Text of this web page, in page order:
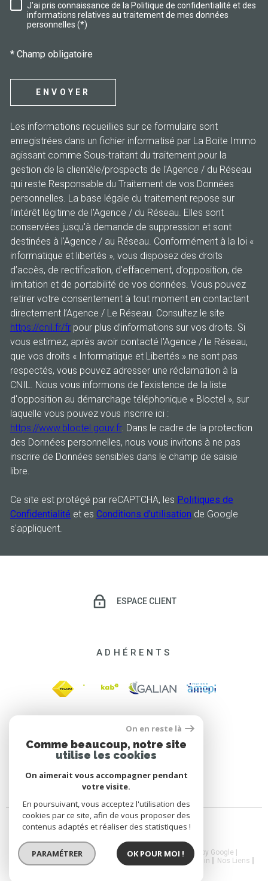
RÈGLEMENTATION
J'ai pris connaissance de la Politique de confidentialité et des
informations relatives au traitement de mes données
personnelles (*)
* Champ obligatoire
ENVOYER
Les informations recueillies sur ce formulaire sont
enregistrées dans un fichier informatisé par La Boite Immo
agissant comme Sous-traitant du traitement pour la
gestion de la clientèle/prospects de l'Agence / du Réseau
qui reste Responsable du Traitement de vos Données
personnelles. La base légale du traitement repose sur
l'intérêt légitime de l'Agence / du Réseau. Elles sont
conservées jusqu'à demande de suppression et sont
destinées à l'Agence / au Réseau. Conformément à la loi «
informatique et libertés », vous disposez des droits
d’accès, de rectification, d’effacement, d’opposition, de
limitation et de portabilité de vos données. Vous pouvez
retirer votre consentement à tout moment en contactant
directement l’Agence / Le Réseau. Consultez le site
https://cnil.fr/fr pour plus d’informations sur vos droits. Si
vous estimez, après avoir contacté l'Agence / le Réseau,
que vos droits « Informatique et Libertés » ne sont pas
respectés, vous pouvez adresser une réclamation à la
CNIL. Nous vous informons de l’existence de la liste
d'opposition au démarchage téléphonique « Bloctel », sur
laquelle vous pouvez vous inscrire ici :
https://www.bloctel.gouv.fr. Dans le cadre de la protection
des Données personnelles, nous vous invitons à ne pas
inscrire de Données sensibles dans le champ de saisie
libre.
Ce site est protégé par reCAPTCHA, les Politiques de
Confidentialité et es Conditions d'utilisation de Google
s'appliquent.
ESPACE CLIENT
ADHÉRENTS
© 2026 | Tous droits réservés | Traduction powered by Google |
Nos Honoraires
Plan Du Site Admin
Nos Liens
On en reste là
Comme beaucoup, notre site
utilise les cookies
On aimerait vous accompagner pendant
votre visite.
En poursuivant, vous acceptez l'utilisation des
cookies par ce site, afin de vous proposer des
contenus adaptés et réaliser des statistiques !
PARAMÉTRER OK POUR MOI !